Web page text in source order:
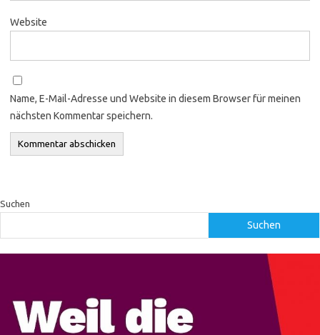
Website
Name, E-Mail-Adresse und Website in diesem Browser für meinen
nächsten Kommentar speichern.
Suchen
Suchen